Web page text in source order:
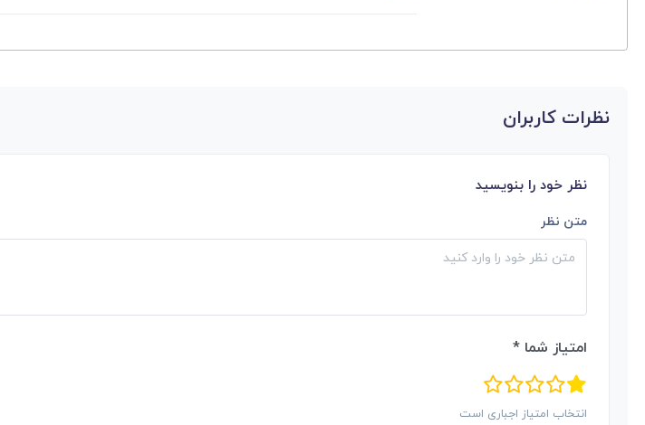
نظرات کاربران
نظر خود را بنویسید
متن نظر
امتیاز شما *
انتخاب امتیاز اجباری است